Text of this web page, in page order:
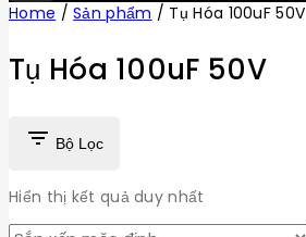
Home / Sản phẩm / Tụ Hóa 100uF 50V
Tụ Hóa 100uF 50V
Bộ Lọc
Hiển thị kết quả duy nhất